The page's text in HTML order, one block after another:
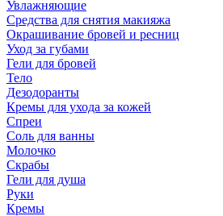
Увлажняющие
Средства для снятия макияжа
Окрашивание бровей и ресниц
Уход за губами
Гели для бровей
Тело
Дезодоранты
Кремы для ухода за кожей
Спреи
Соль для ванны
Молочко
Скрабы
Гели для душа
Руки
Кремы